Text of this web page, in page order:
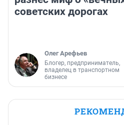
советских дорогах
Олег Арефьев
Блогер, предприниматель,
владелец в транспортном
бизнесе